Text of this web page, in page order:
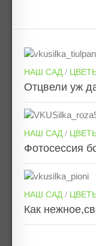
НАШ САД /
Отцвели уж
НАШ САД /
Фотосессия
НАШ САД /
Как